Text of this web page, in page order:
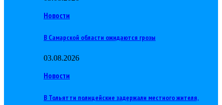
Новости
В Самарской области ожидаются грозы
03.08.2026
Новости
В Тольятти полицейские задержали местного жителя,